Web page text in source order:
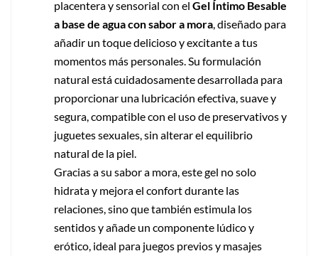
placentera y sensorial con el Gel Íntimo Besable
a base de agua con sabor a mora , diseñado para
añadir un toque delicioso y excitante a tus
momentos más personales. Su formulación
natural está cuidadosamente desarrollada para
proporcionar una lubricación efectiva, suave y
segura, compatible con el uso de preservativos y
juguetes sexuales, sin alterar el equilibrio
natural de la piel.
Gracias a su sabor a mora, este gel no solo
hidrata y mejora el confort durante las
relaciones, sino que también estimula los
sentidos y añade un componente lúdico y
erótico, ideal para juegos previos y masajes